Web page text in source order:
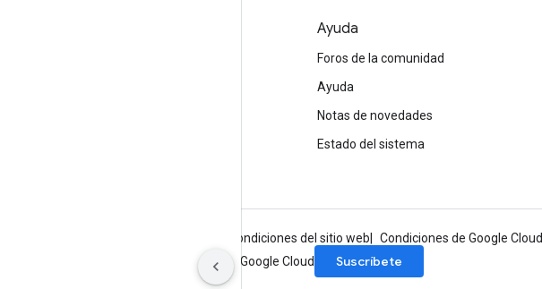
Ayuda
Foros de la comunidad
Ayuda
Notas de novedades
Estado del sistema
Condiciones del sitio web Condiciones de Google Cloud
Regístrate en el boletín informativo de Google Cloud
Suscríbete